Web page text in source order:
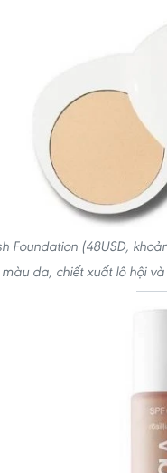
Foundation (48USD,
da, chiết xuất lô hội